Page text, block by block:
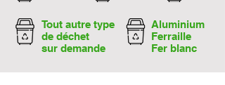
Tout autre type
de déchet
sur demande
Aluminium
Ferraille
Fer blanc